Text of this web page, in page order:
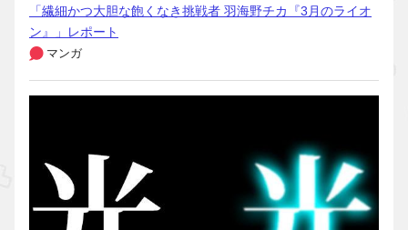
「繊細かつ大胆な飽くなき挑戦者 羽海野チカ『3月のライオ
ン』」レポート
マンガ